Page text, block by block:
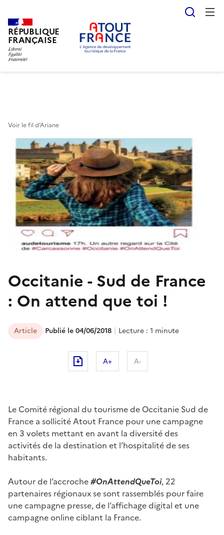
Aller
au
contenu
RÉPUBLIQUE
FRANÇAISE
Voir le fil d’Ariane
Occitanie - Sud de France
: On attend que toi !
Article Publié le 04/06/2018 Lecture : 1 minute
A+ A-
Le Comité régional du tourisme de Occitanie Sud de
France a sollicité Atout France pour une campagne
en 3 volets mettant en avant la diversité des
activités de la destination et l’hospitalité de ses
habitants.
Autour de l’accroche#OnAttendQueToi, 22
partenaires régionaux se sont rassemblés pour faire
une campagne presse, de l’affichage digital et une
campagne online ciblant la France.